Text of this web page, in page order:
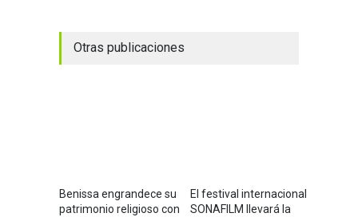
Otras publicaciones
Benissa engrandece su
patrimonio religioso con
El festival internacional
SONAFILM llevará la